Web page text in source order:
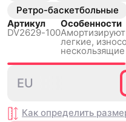
Ретро-баскетбольные
Артикул
DV2629-100
Особенности
легкие,
нескользящиe
EU
Как определить